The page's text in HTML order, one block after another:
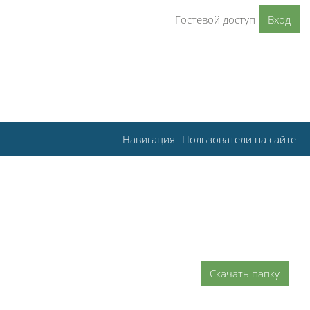
Гостевой доступ Вход
Скачать папку
Навигация Пользователи на сайте